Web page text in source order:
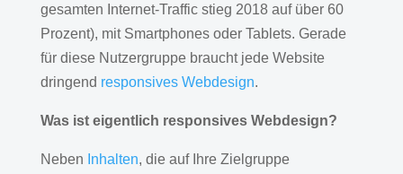
gesamten Internet-Traffic stieg 2018 auf über 60
Prozent), mit Smartphones oder Tablets. Gerade
für diese Nutzergruppe braucht jede Website
dringend responsives Webdesign.
Was ist eigentlich responsives Webdesign?
Neben Inhalten, die auf Ihre Zielgruppe